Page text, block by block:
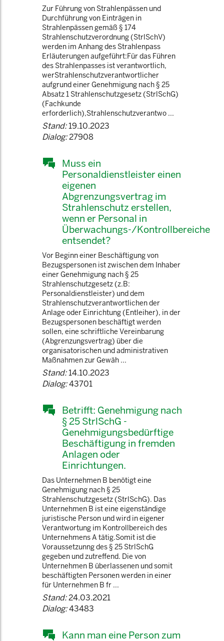
Zur Führung von Strahlenpässen und
Durchführung von Einträgen in
Strahlenpässen gemäß § 174
Strahlenschutzverordnung (StrlSchV)
werden im Anhang des Strahlenpass
Erläuterungen aufgeführt:Für das Führen
des Strahlenpasses ist verantwortlich,
werStrahlenschutzverantwortlicher
aufgrund einer Genehmigung nach § 25
Absatz 1 Strahlenschutzgesetz (StrlSchG)
(Fachkunde
erforderlich),Strahlenschutzverantwo ...
Stand:19.10.2023
Dialog:27908
Muss ein
Personaldienstleister einen
eigenen
Abgrenzungsvertrag im
Strahlenschutz erstellen,
wenn er Personal in
Überwachungs-/Kontrollbereiche
entsendet?
Vor Beginn einer Beschäftigung von
Bezugspersonen ist zwischen dem Inhaber
einer Genehmigung nach § 25
Strahlenschutzgesetz (z.B:
Personaldienstleister) und dem
Strahlenschutzverantwortlichen der
Anlage oder Einrichtung (Entleiher), in der
Bezugspersonen beschäftigt werden
sollen, eine schriftliche Vereinbarung
(Abgrenzungsvertrag) über die
organisatorischen und administrativen
Maßnahmen zur Gewäh ...
Stand:14.10.2023
Dialog:43701
Betrifft: Genehmigung nach
§ 25 StrlSchG -
Genehmigungsbedürftige
Beschäftigung in fremden
Anlagen oder
Einrichtungen.
Das Unternehmen B benötigt eine
Genehmigung nach § 25
Strahlenschutzgesetz (StrlSchG). Das
Unternehmen B ist eine eigenständige
juristische Person und wird in eigener
Verantwortung im Kontrollbereich des
Unternehmens A tätig.Somit ist die
Voraussetzunng des § 25 StrlSchG
gegeben und zutreffend. Die von
Unternehmen B überlassenen und somit
beschäftigten Personen werden in einer
für Unternehmen B fr ...
Stand:24.03.2021
Dialog:43483
Kann man eine Person zum